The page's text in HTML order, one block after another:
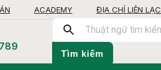
ACADEMY ĐỊA CHỈ LIÊN LẠC
Tìm kiếm